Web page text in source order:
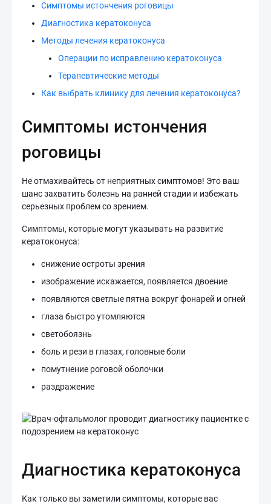
Симптомы истончения роговицы
Диагностика кератоконуса
Методы лечения кератоконуса
Операции по исправлению кератоконуса
Терапевтические методы
Как выбрать клинику для лечения кератоконуса?
Симптомы истончения
роговицы
Не отмахивайтесь от неприятных симптомов! Это ваш
шанс захватить болезнь на ранней стадии и избежать
серьезных проблем со зрением.
Симптомы, которые могут указывать на развитие
кератоконуса:
снижение остроты зрения
изображение искажается, появляется двоение
появляются светлые пятна вокруг фонарей и огней
глаза быстро утомляются
светобоязнь
боль и рези в глазах, головные боли
помутнение роговой оболочки
раздражение
Диагностика кератоконуса
Как только вы заметили симптомы, которые вас